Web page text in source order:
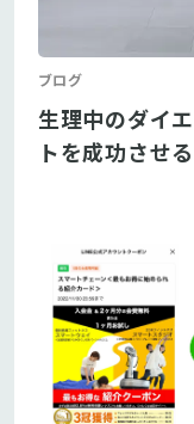
ブログ
生理中のダイ
トを成功させ